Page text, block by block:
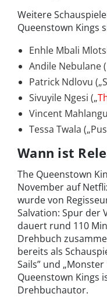
Weitere
Queenstown Kings
Enhle Mbali
Andile Nebulane
Patrick Ndlovu
Sivuyile Ngesi („
Vincent
Tessa Twala
Wann ist
The Queenstown
November auf
wurde von
Salvation: Spur der
dauert rund 110
Drehbuch
bereits als
Sails” und
Queenstown Kings
Drehbuchautor.